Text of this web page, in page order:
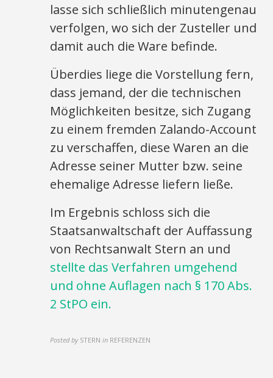
lasse sich schließlich minutengenau
verfolgen, wo sich der Zusteller und
damit auch die Ware befinde.
Überdies liege die Vorstellung fern,
dass jemand, der die technischen
Möglichkeiten besitze, sich Zugang
zu einem fremden Zalando-Account
zu verschaffen, diese Waren an die
Adresse seiner Mutter bzw. seine
ehemalige Adresse liefern ließe.
Im Ergebnis schloss sich die
Staatsanwaltschaft der Auffassung
von Rechtsanwalt Stern an und
stellte das Verfahren umgehend
und ohne Auflagen nach § 170 Abs.
2 StPO ein.
Posted by STERN in REFERENZEN